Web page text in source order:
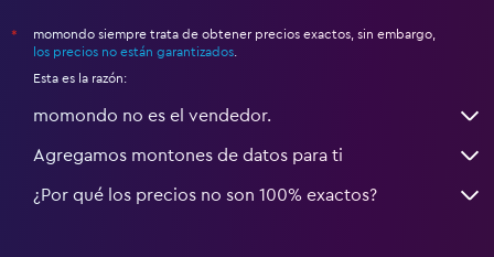
*
momondo siempre trata de obtener precios exactos, sin embargo,
los precios no están garantizados
Esta es la razón:
momondo no es el vendedor.
Agregamos montones de datos para ti
¿Por qué los precios no son 100% exactos?